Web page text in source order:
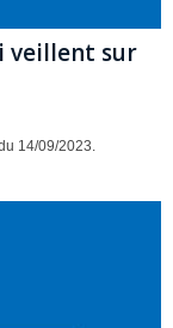
veillent sur
14/09/2023.